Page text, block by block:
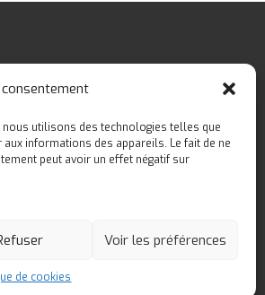
utilisons des technologies telles que
informations des appareils. Le fait de ne
peut avoir un effet négatif sur
Voir les préférences
de cookies